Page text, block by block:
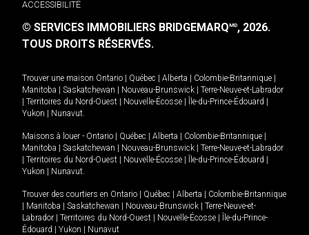
ACCESSIBILITÉ
© SERVICES IMMOBILIERS BRIDGEMARQMD, 2026.
TOUS DROITS RÉSERVÉS.
Trouver une maison Ontario Québec Alberta Colombie-Britannique
Manitoba
Saskatchewan Nouveau-Brunswick
Terre-Neuve-et-Labrador
Territoires du Nord-Ouest Nouvelle-Écosse Île-du-Prince-Édouard
Yukon
Nunavut.
Maisons à louer - Ontario Québec Alberta Colombie-Britannique
Manitoba
Saskatchewan Nouveau-Brunswick
Terre-Neuve-et-Labrador
Territoires du Nord-Ouest Nouvelle-Écosse Île-du-Prince-Édouard
Yukon
Nunavut.
Trouver des courtiers en Ontario Québec Alberta
Colombie-Britannique
Manitoba Saskatchewan Nouveau-Brunswick
Terre-Neuve-et-
Labrador
Territoires du Nord-Ouest Nouvelle-Écosse
Île-du-Prince-
Édouard
Yukon Nunavut